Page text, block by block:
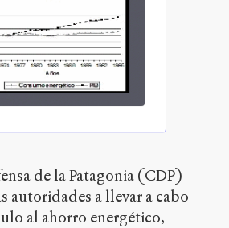
de la Patagonia (CDP)
autoridades a llevar a cabo
al ahorro energético,